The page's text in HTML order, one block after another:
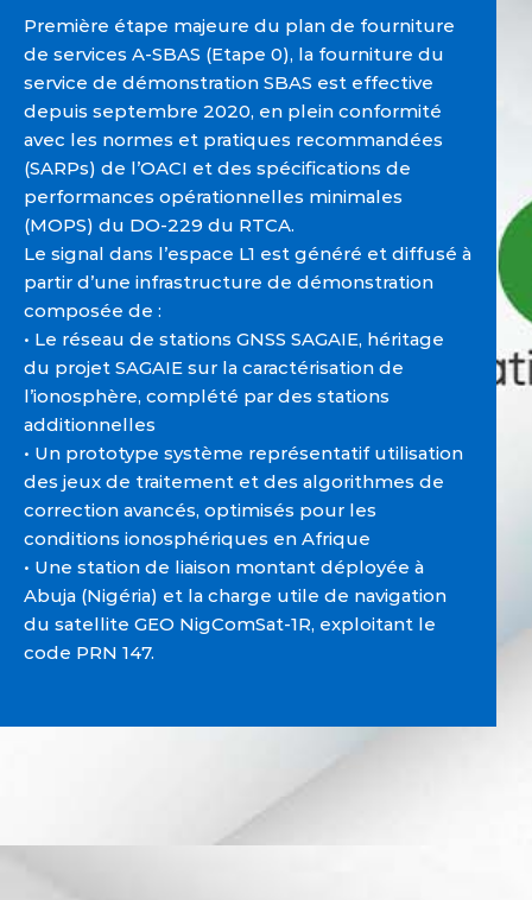
Première étape majeure du plan de fourniture
de services A-SBAS (Etape 0), la fourniture du
service de démonstration SBAS est effective
depuis septembre 2020, en plein conformité
avec les normes et pratiques recommandées
(SARPs) de l’OACI et des spécifications de
performances opérationnelles minimales
(MOPS) du DO-229 du RTCA.
Le signal dans l’espace L1 est généré et diffusé à
partir d’une infrastructure de démonstration
composée de :
• Le réseau de stations GNSS SAGAIE, héritage
du projet SAGAIE sur la caractérisation de
l’ionosphère, complété par des stations
additionnelles
• Un prototype système représentatif utilisation
des jeux de traitement et des algorithmes de
correction avancés, optimisés pour les
conditions ionosphériques en Afrique
• Une station de liaison montant déployée à
Abuja (Nigéria) et la charge utile de navigation
du satellite GEO NigComSat-1R, exploitant le
code PRN 147.